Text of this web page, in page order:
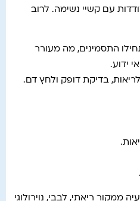
עם קשיי נשימה. לרוב
התסמינים, מה מעורר
ידוע.
בדיקת דופק ולחץ דם.
ממקור ריאתי, לבבי, נוירולוגי